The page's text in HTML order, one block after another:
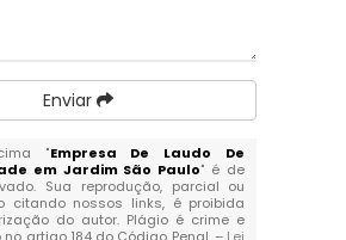
Enviar
"Empresa De Laudo De
em Jardim São Paulo" é de
Sua reprodução, parcial ou
citando nossos links, é proibida
do autor. Plágio é crime e